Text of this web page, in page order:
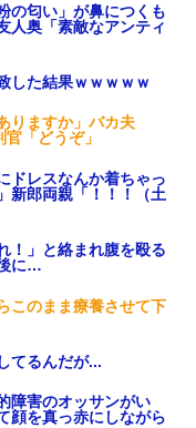
の匂い」が鼻につくも
人奥「素敵なアンティ
した結果ｗｗｗｗｗ
りますか」バカ夫
「どうぞ」
ドレスなんか着ちゃっ
新郎両親「！！！（土
！」と絡まれ腹を殴る
に…
このまま療養させて下
てるんだが...
障害のオッサンがい
顔を真っ赤にしながら